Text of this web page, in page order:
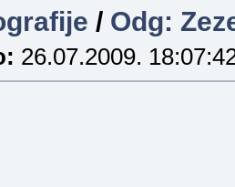
/ Odg:
26.07.2009.